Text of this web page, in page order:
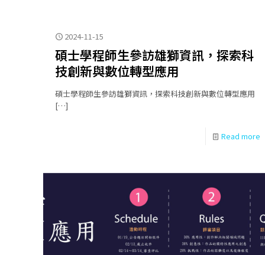
2024-11-15
碩士學程師生參訪雄獅資訊，探索科
技創新與數位轉型應用
碩士學程師生參訪雄獅資訊，探索科技創新與數位轉型應用
[…]
Read more